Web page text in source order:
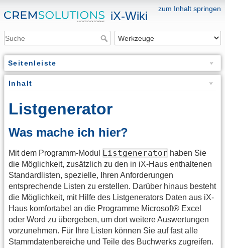
zum Inhalt springen
iX-Wiki
Seitenleiste
Inhalt
Listgenerator
Was mache ich hier?
Mit dem Programm-Modul Listgenerator haben Sie
die Möglichkeit, zusätzlich zu den in iX-Haus enthaltenen
Standardlisten, spezielle, Ihren Anforderungen
entsprechende Listen zu erstellen. Darüber hinaus besteht
die Möglichkeit, mit Hilfe des Listgenerators Daten aus iX-
Haus komfortabel an die Programme Microsoft® Excel
oder Word zu übergeben, um dort weitere Auswertungen
vorzunehmen. Für Ihre Listen können Sie auf fast alle
Stammdatenbereiche und Teile des Buchwerks zugreifen.